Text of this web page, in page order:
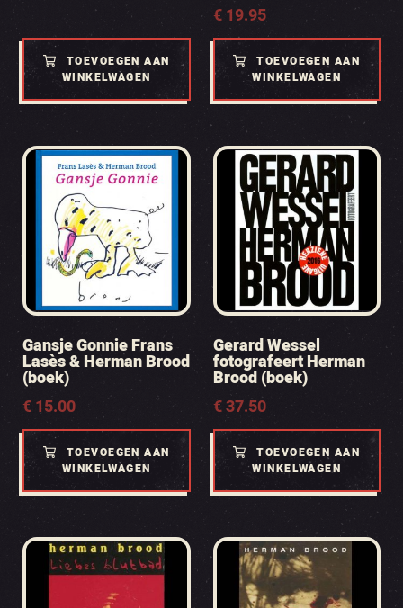
TOEVOEGEN AAN
WINKELWAGEN
€19.95
TOEVOEGEN AAN
WINKELWAGEN
Gansje Gonnie Frans
Lasès & Herman Brood
(boek)
€15.00
TOEVOEGEN AAN
WINKELWAGEN
Gerard Wessel
fotografeert Herman
Brood (boek)
€37.50
TOEVOEGEN AAN
WINKELWAGEN